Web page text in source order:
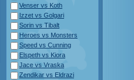
Venser vs Koth
Izzet vs Golgari
Sorin vs Tibalt
Heroes vs Monsters
Speed vs Cunning
Elspeth vs Kiora
Jace vs Vraska
Zendikar vs Eldrazi